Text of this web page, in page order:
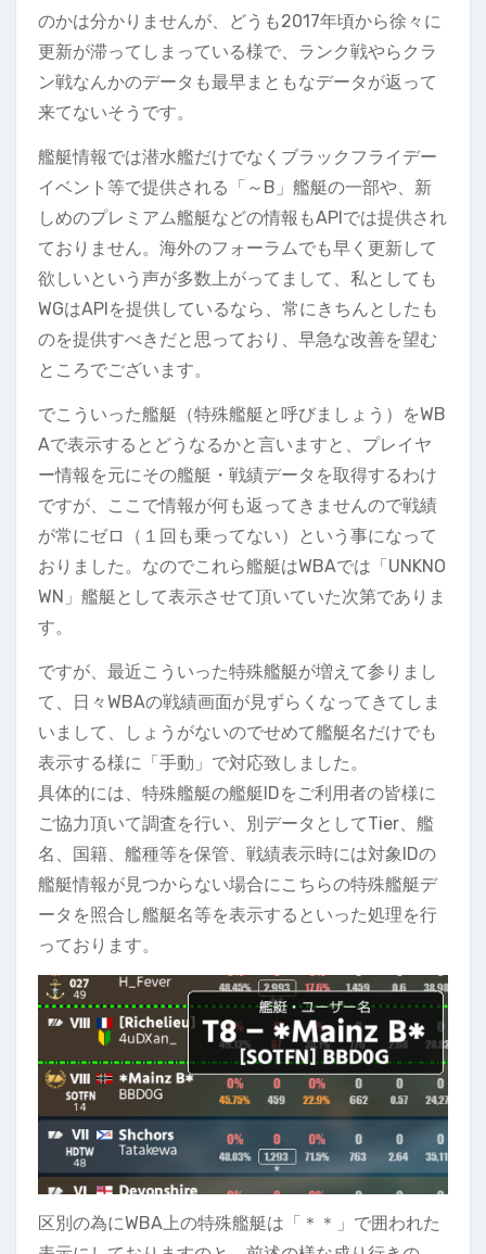
のかは分かりませんが、どうも2017年頃から徐々に
更新が滞ってしまっている様で、ランク戦やらクラ
ン戦なんかのデータも最早まともなデータが返って
来てないそうです。
艦艇情報では潜水艦だけでなくブラックフライデー
イベント等で提供される「～B」艦艇の一部や、新
しめのプレミアム艦艇などの情報もAPIでは提供され
ておりません。海外のフォーラムでも早く更新して
欲しいという声が多数上がってまして、私としても
WGはAPIを提供しているなら、常にきちんとしたも
のを提供すべきだと思っており、早急な改善を望む
ところでございます。
でこういった艦艇（特殊艦艇と呼びましょう）をWB
Aで表示するとどうなるかと言いますと、プレイヤ
ー情報を元にその艦艇・戦績データを取得するわけ
ですが、ここで情報が何も返ってきませんので戦績
が常にゼロ（１回も乗ってない）という事になって
おりました。なのでこれら艦艇はWBAでは「UNKNO
WN」艦艇として表示させて頂いていた次第でありま
す。
ですが、最近こういった特殊艦艇が増えて参りまし
て、日々WBAの戦績画面が見ずらくなってきてしま
いまして、しょうがないのでせめて艦艇名だけでも
表示する様に「手動」で対応致しました。
具体的には、特殊艦艇の艦艇IDをご利用者の皆様に
ご協力頂いて調査を行い、別データとしてTier、艦
名、国籍、艦種等を保管、戦績表示時には対象IDの
艦艇情報が見つからない場合にこちらの特殊艦艇デ
ータを照合し艦艇名等を表示するといった処理を行
っております。
区別の為にWBA上の特殊艦艇は「＊＊」で囲われた